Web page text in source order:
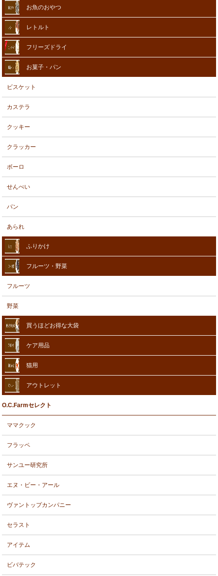
お魚のおやつ
レトルト
フリーズドライ
お菓子・パン
ビスケット
カステラ
クッキー
クラッカー
ボーロ
せんべい
パン
あられ
ふりかけ
フルーツ・野菜
フルーツ
野菜
買うほどお得な大袋
ケア用品
猫用
アウトレット
O.C.Farmセレクト
ママクック
フラッペ
サンユー研究所
エヌ・ビー・アール
ヴァントップカンパニー
セラスト
アイテム
ビバテック